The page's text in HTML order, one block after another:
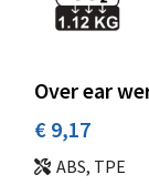
Over ear
€ 9,17
ABS, TPE